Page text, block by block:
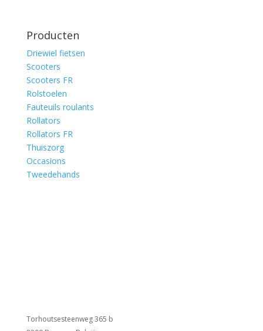
Producten
Driewiel fietsen
Scooters
Scooters FR
Rolstoelen
Fauteuils roulants
Rollators
Rollators FR
Thuiszorg
Occasions
Tweedehands
Torhoutsesteenweg 365 b